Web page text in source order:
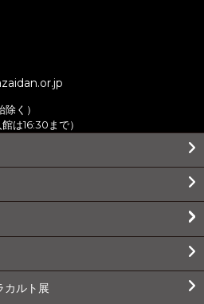
く）
は16:30まで）
カルト展